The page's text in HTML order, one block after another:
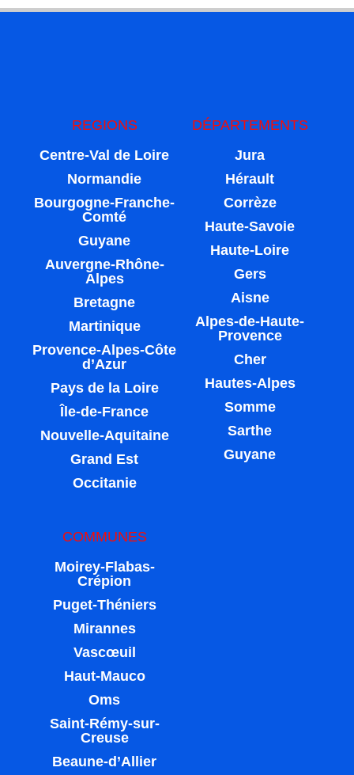
REGIONS
Centre-Val de Loire
Normandie
Bourgogne-Franche-
Comté
Guyane
Auvergne-Rhône-
Alpes
Bretagne
Martinique
Provence-Alpes-Côte
d’Azur
Pays de la Loire
Île-de-France
Nouvelle-Aquitaine
Grand Est
Occitanie
DÉPARTEMENTS
Jura
Hérault
Corrèze
Haute-Savoie
Haute-Loire
Gers
Aisne
Alpes-de-Haute-
Provence
Cher
Hautes-Alpes
Somme
Sarthe
Guyane
COMMUNES
Moirey-Flabas-
Crépion
Puget-Théniers
Mirannes
Vascœuil
Haut-Mauco
Oms
Saint-Rémy-sur-
Creuse
Beaune-d’Allier